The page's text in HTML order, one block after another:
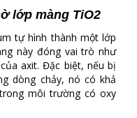
lớp màng TiO2
tự hình thành một lớp
này đóng vai trò như
axit. Đặc biệt, nếu bị
dòng chảy, nó có khả
môi trường có oxy